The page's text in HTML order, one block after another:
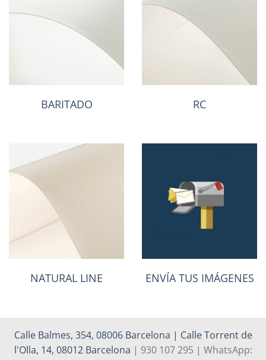
BARITADO RC
NATURAL LINE ENVÍA TUS IMÁGENES
Calle Balmes, 354, 08006 Barcelona | Calle Torrent de
l'Olla, 14, 08012 Barcelona | 930 107 295 | WhatsApp: